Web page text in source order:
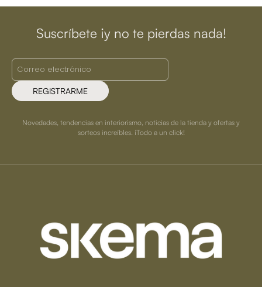
Suscríbete ¡y no te pierdas nada!
REGISTRARME
Novedades, tendencias en interiorismo, noticias de la tienda y ofertas y
sorteos increíbles. ¡Todo a un click!